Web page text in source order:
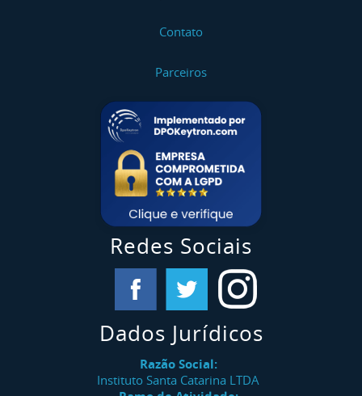
Contato
Parceiros
Redes Sociais
Dados Jurídicos
Razão Social:
Instituto Santa Catarina LTDA